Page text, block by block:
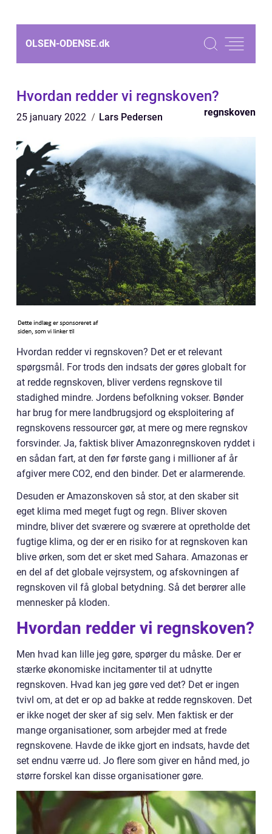
OLSEN-ODENSE.dk
Hvordan redder vi regnskoven?
25 january 2022 Lars Pedersen regnskoven
Hvordan redder vi regnskoven? Det er et relevant
spørgsmål. For trods den indsats der gøres globalt for
at redde regnskoven, bliver verdens regnskove til
stadighed mindre. Jordens befolkning vokser. Bønder
har brug for mere landbrugsjord og eksploitering af
regnskovens ressourcer gør, at mere og mere regnskov
forsvinder. Ja, faktisk bliver Amazonregnskoven ryddet i
en sådan fart, at den før første gang i millioner af år
afgiver mere CO2, end den binder. Det er alarmerende.
Desuden er Amazonskoven så stor, at den skaber sit
eget klima med meget fugt og regn. Bliver skoven
mindre, bliver det sværere og sværere at opretholde det
fugtige klima, og der er en risiko for at regnskoven kan
blive ørken, som det er sket med Sahara. Amazonas er
en del af det globale vejrsystem, og afskovningen af
regnskoven vil få global betydning. Så det berører alle
mennesker på kloden.
Hvordan redder vi regnskoven?
Men hvad kan lille jeg gøre, spørger du måske. Der er
stærke økonomiske incitamenter til at udnytte
regnskoven. Hvad kan jeg gøre ved det? Det er ingen
tvivl om, at det er op ad bakke at redde regnskoven. Det
er ikke noget der sker af sig selv. Men faktisk er der
mange organisationer, som arbejder med at frede
regnskovene. Havde de ikke gjort en indsats, havde det
set endnu værre ud. Jo flere som giver en hånd med, jo
større forskel kan disse organisationer gøre.